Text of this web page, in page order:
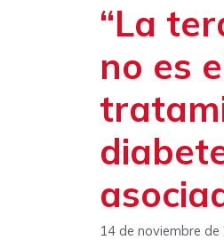
“La
no es
14 de noviembre de